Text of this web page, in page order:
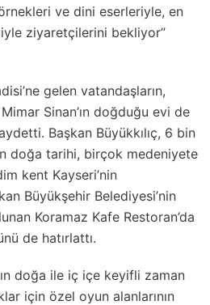
ve dini eserleriyle, en
ziyaretçilerini bekliyor”
gelen vatandaşların,
Sinan’ın doğduğu evi de
Başkan Büyükkılıç, 6 bin
doğa tarihi, birçok medeniyete
kent Kayseri’nin
Büyükşehir Belediyesi’nin
Koramaz Kafe Restoran’da
de hatırlattı.
doğa ile iç içe keyifli zaman
için özel oyun alanlarının